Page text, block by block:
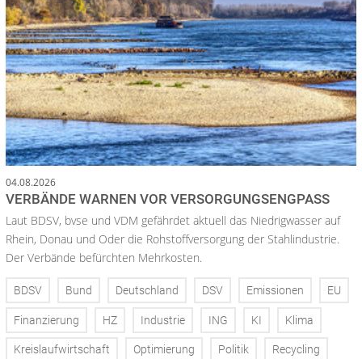
04.08.2026
VERBÄNDE WARNEN VOR VERSORGUNGSENGPASS
Laut BDSV, bvse und VDM gefährdet aktuell das Niedrigwasser auf
Rhein, Donau und Oder die Rohstoffversorgung der Stahlindustrie.
Der Verbände befürchten Mehrkosten.
BDSV Bund Deutschland DSV Emissionen EU
Finanzierung HZ Industrie ING KI Klima
Kreislaufwirtschaft Optimierung Politik Recycling